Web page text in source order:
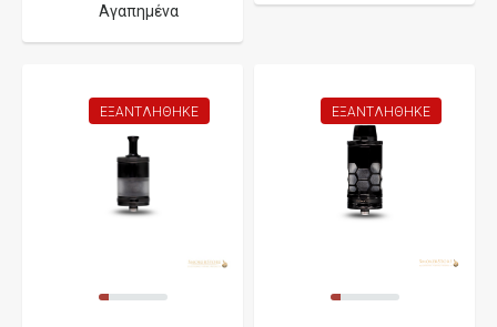
Αγαπημένα
ΕΞΑΝΤΛΉΘΗΚΕ ΕΞΑΝΤΛΉΘΗΚΕ